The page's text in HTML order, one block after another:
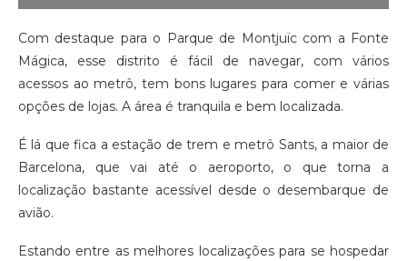
Com destaque para o Parque de Montjuïc com a Fonte
Mágica, esse distrito é fácil de navegar, com vários
acessos ao metrô, tem bons lugares para comer e várias
opções de lojas. A área é tranquila e bem localizada.
É lá que fica a estação de trem e metrô Sants, a maior de
Barcelona, que vai até o aeroporto, o que torna a
localização bastante acessível desde o desembarque de
avião.
Estando entre as melhores localizações para se hospedar